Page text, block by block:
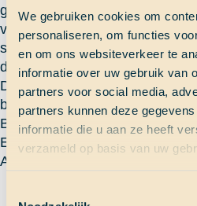
We gebruiken cookies om
personaliseren, om functies
en om ons websiteverkeer te
informatie over uw gebruik van
partners voor social media,
partners kunnen deze
informatie die u aan ze heeft
verzameld op basis van uw
gedeeld, de ene was voor en
verandering van het
startte, hadden wij een
discriminatie in Nederland.
De conclusie van de docenten
beetje verbeterd in het
By the way, na dit blogje
E-E-E-E-E-EFTIG.
AREND